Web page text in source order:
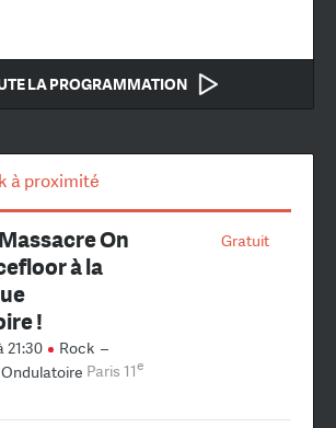
LA PROGRAMMATION
à proximité
Gratuit
On
à la
!
21:30 Rock –
Paris 11e